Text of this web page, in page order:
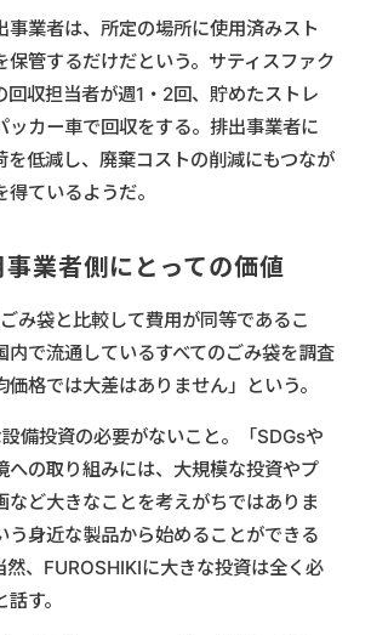
事業者は、所定の場所に使用済みスト
保管するだけだという。サティスファク
回収担当者が週1・2回、貯めたストレ
ッカー車で回収をする。排出事業者に
を低減し、廃棄コストの削減にもつなが
ているようだ。
事業者側にとっての価値
み袋と比較して費用が同等であるこ
内で流通しているすべてのごみ袋を調査
価格では大差はありません」という。
備投資の必要がないこと。「SDGsや
への取り組みには、大規模な投資やプ
など大きなことを考えがちではありま
う身近な製品から始めることができる
然、FUROSHIKIに大きな投資は全く必
す。